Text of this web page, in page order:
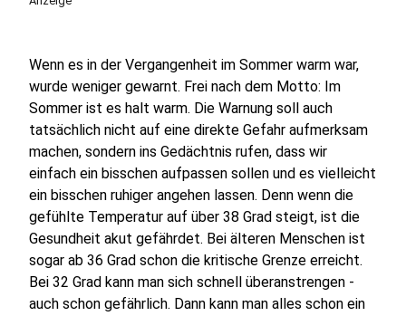
Wenn es in der Vergangenheit im Sommer warm war,
wurde weniger gewarnt. Frei nach dem Motto: Im
Sommer ist es halt warm. Die Warnung soll auch
tatsächlich nicht auf eine direkte Gefahr aufmerksam
machen, sondern ins Gedächtnis rufen, dass wir
einfach ein bisschen aufpassen sollen und es vielleicht
ein bisschen ruhiger angehen lassen. Denn wenn die
gefühlte Temperatur auf über 38 Grad steigt, ist die
Gesundheit akut gefährdet. Bei älteren Menschen ist
sogar ab 36 Grad schon die kritische Grenze erreicht.
Bei 32 Grad kann man sich schnell überanstrengen -
auch schon gefährlich. Dann kann man alles schon ein